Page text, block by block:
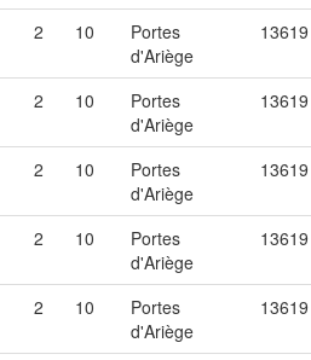
2 10
Portes
d'Ariège
13619
2 10
Portes
d'Ariège
13619
2 10
Portes
d'Ariège
13619
2 10
Portes
d'Ariège
13619
2 10
Portes
d'Ariège
13619